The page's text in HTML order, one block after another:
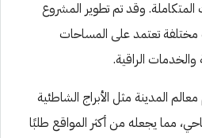
وقد تم تطوير المشروع
تعتمد على المساحات
والخدمات الراقية.
المدينة مثل الأبراج الشاطئية
مما يجعله من أكثر المواقع طلبًا